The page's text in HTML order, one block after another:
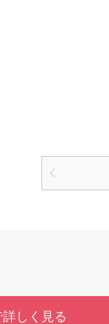
しく見る